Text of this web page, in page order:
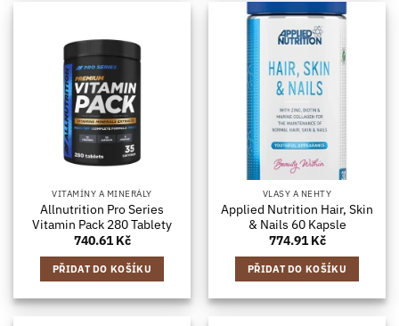
VITAMÍNY A MINERÁLY
Allnutrition Pro Series
Vitamin Pack 280 Tablety
740.61Kč
PŘIDAT DO KOŠÍKU
VLASY A NEHTY
Applied Nutrition Hair, Skin
& Nails 60 Kapsle
774.91Kč
PŘIDAT DO KOŠÍKU